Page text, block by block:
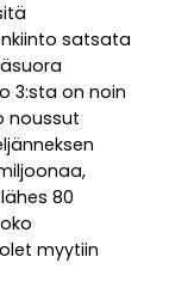
satsata
3:sta on noin
noussut
80
myytiin